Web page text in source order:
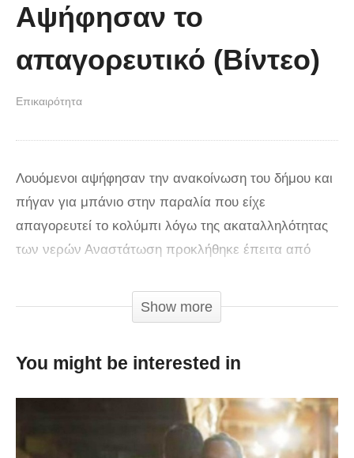
πρώτη στιγμή και συγκίνησε το
νοηματική με ένα μικρό κορίτσι
Αψήφησαν το
απαγορευτικό (Βίντεο)
Επικαιρότητα
Λουόμενοι αψήφησαν την ανακοίνωση του δήμου και
πήγαν για μπάνιο στην παραλία που είχε
απαγορευτεί το κολύμπι λόγω της ακαταλληλότητας
των νερών Αναστάτωση προκλήθηκε έπειτα από
ακαταλληλότητα των νερών συγκεκριμένης παραλίας
της Χανιώτης, στο πρώτο «πόδι» της Χαλκιδικής.
περιοχή της Παπαδιάς στη Χανιώτη δεν είναι
έχει ενημερώσει τους λουόμενους στην περιοχή.
Show more
You might be interested in